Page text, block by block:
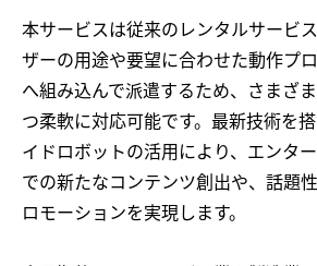
本サービスは従来のレンタルサービ
ザーの用途や要望に合わせた動作プ
へ組み込んで派遣するため、さまざ
つ柔軟に対応可能です。最新技術を
イドロボットの活用により、エンタ
での新たなコンテンツ創出や、話題
ロモーションを実現します。